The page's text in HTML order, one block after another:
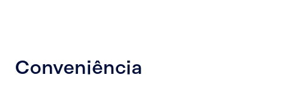
Conveniência